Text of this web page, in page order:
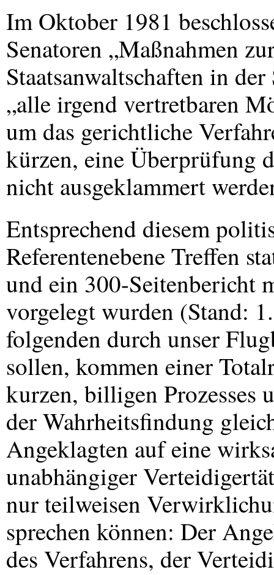
Im Oktober 1981
Senatoren „Maßnahmen
Staatsanwaltschaften in
„alle irgend vertretbaren
um das gerichtliche
kürzen, eine Überprüfung
nicht ausgeklammert
Entsprechend diesem
Referentenebene Treffen
und ein 300-Seitenbericht
vorgelegt wurden (Stand:
folgenden durch unser
sollen, kommen einer
kurzen, billigen Prozesses
der Wahrheitsfindung
Angeklagten auf eine
unabhängiger
nur teilweisen
sprechen können: Der
des Verfahrens, der